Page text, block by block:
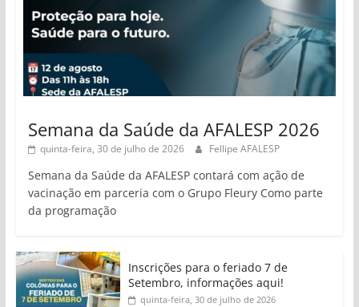
Semana da Saúde da AFALESP 2026
quinta-feira, 30 de julho de 2026 Fellipe AFALESP
Semana da Saúde da AFALESP contará com ação de
vacinação em parceria com o Grupo Fleury Como parte
da programação
Inscrições para o feriado 7 de
Setembro, informações aqui!
quinta-feira, 30 de julho de 2026